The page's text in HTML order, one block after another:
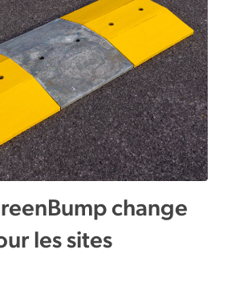
change
les sites